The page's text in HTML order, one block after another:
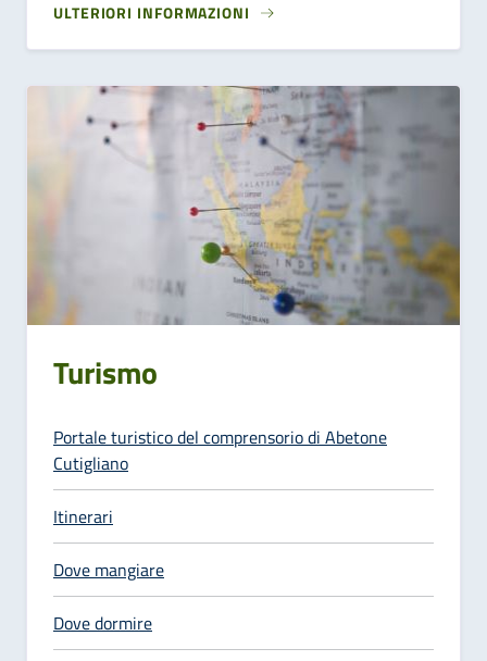
ULTERIORI INFORMAZIONI
Turismo
Portale turistico del comprensorio di Abetone
Cutigliano
Itinerari
Dove mangiare
Dove dormire